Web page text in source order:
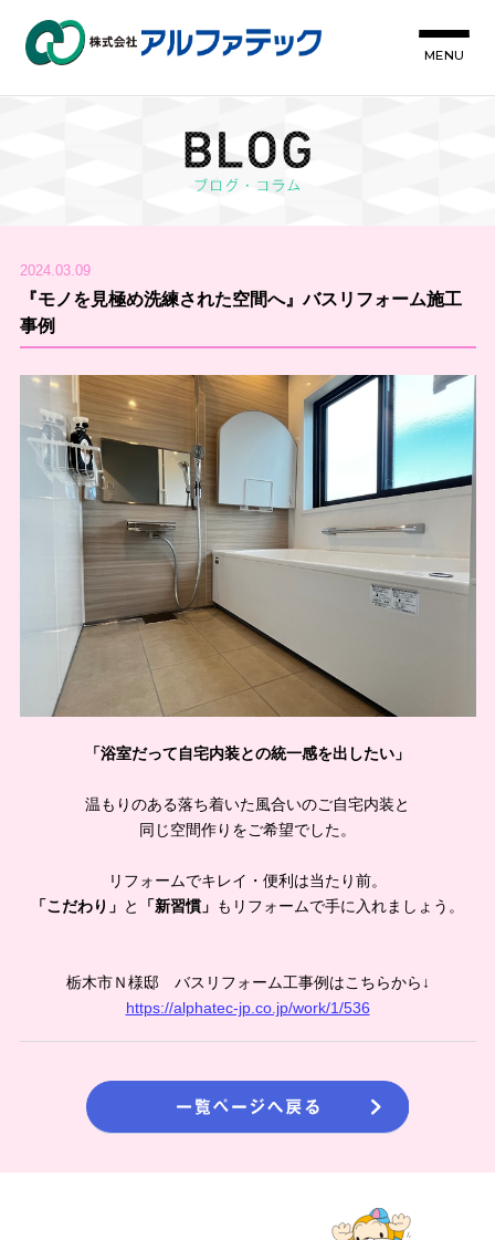
MENU
2024.03.09
『モノを見極め洗練された空間へ』バスリフォーム施工
事例
「浴室だって自宅内装との統一感を出したい」
温もりのある落ち着いた風合いのご自宅内装と
同じ空間作りをご希望でした。
リフォームでキレイ・便利は当たり前。
「こだわり」 と 「新習慣」 もリフォームで手に入れましょう。
栃木市Ｎ様邸 バスリフォーム工事例はこちらから↓
https://alphatec-jp.co.jp/work/1/536